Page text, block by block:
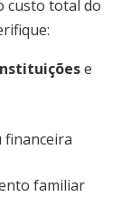
custo total do
e
financeira
familiar